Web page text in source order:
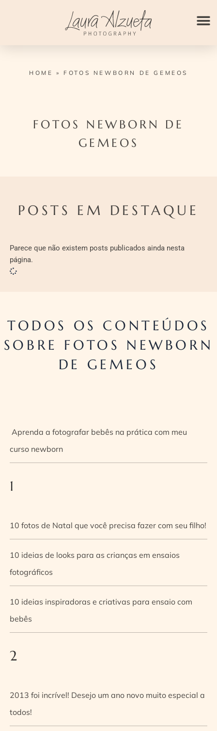
HOME » FOTOS NEWBORN DE GEMEOS
FOTOS NEWBORN DE
GEMEOS
POSTS EM DESTAQUE
Parece que não existem posts publicados ainda nesta
página.
TODOS OS CONTEÚDOS
SOBRE FOTOS NEWBORN
DE GEMEOS
Aprenda a fotografar bebês na prática com meu
curso newborn
1
10 fotos de Natal que você precisa fazer com seu filho!
10 ideias de looks para as crianças em ensaios
fotográficos
10 ideias inspiradoras e criativas para ensaio com
bebês
2
2013 foi incrível! Desejo um ano novo muito especial a
todos!